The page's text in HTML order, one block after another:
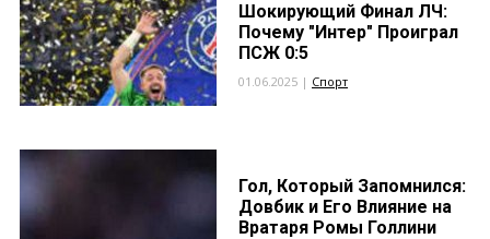
Шокирующий Финал ЛЧ:
Почему "Интер" Проиграл
ПСЖ 0:5
01.06.2025 | Спорт
Гол, Который Запомнился:
Довбик и Его Влияние на
Вратаря Ромы Голлини